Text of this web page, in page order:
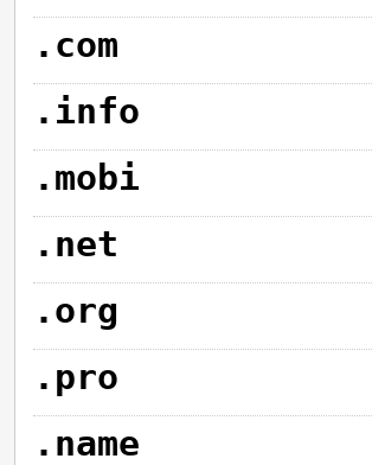
.com
.info
.mobi
.net
.org
.pro
.name